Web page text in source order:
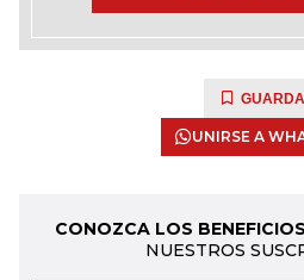
UNIRSE A
CONOZCA LOS
NUESTROS